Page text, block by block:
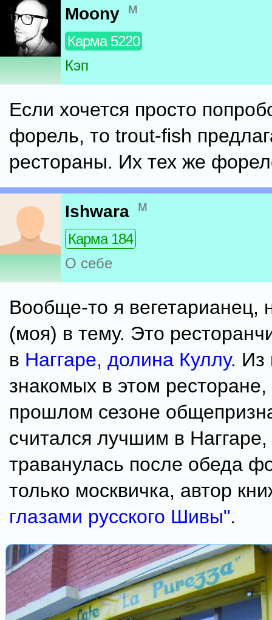
Moony м
Карма 5220
Кэп
Если хочется просто
форель, то trout-fish
рестораны. Их тех же
Ishwara м
Карма 184
О себе
Вообще-то я вегетарианец,
(моя) в тему. Это
в Наггаре, долина Куллу. Из
знакомых в этом
прошлом сезоне
считался лучшим в
траванулась после обеда
только москвичка, автор
глазами русского Шивы".